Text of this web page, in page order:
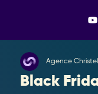
Black
Agence